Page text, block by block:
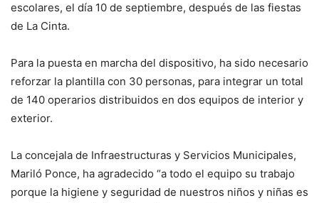
escolares, el día 10 de septiembre, después de las fiestas
de La Cinta.
Para la puesta en marcha del dispositivo, ha sido necesario
reforzar la plantilla con 30 personas, para integrar un total
de 140 operarios distribuidos en dos equipos de interior y
exterior.
La concejala de Infraestructuras y Servicios Municipales,
Mariló Ponce, ha agradecido “a todo el equipo su trabajo
porque la higiene y seguridad de nuestros niños y niñas es